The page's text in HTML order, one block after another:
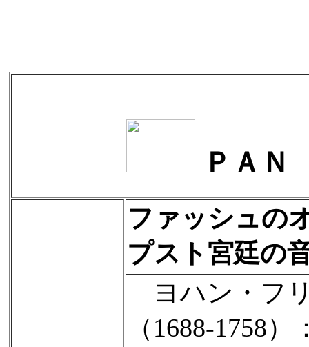
ＰＡＮ
ファッシュの
プスト宮廷の
ヨハン・フ
（1688-1758）